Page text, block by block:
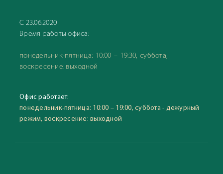
С 23.06.2020
Время работы офиса:
понедельник-пятница: 10:00 – 19:30, суббота,
воскресение: выходной
Офис работает:
понедельник-пятница: 10:00 – 19:00, суббота - дежурный
режим, воскресение: выходной